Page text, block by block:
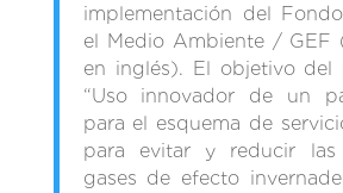
implementación del
el Medio Ambiente / GEF
en inglés). El objetivo del
“Uso innovador de un
para el esquema de
para evitar y reducir las
gases de efecto